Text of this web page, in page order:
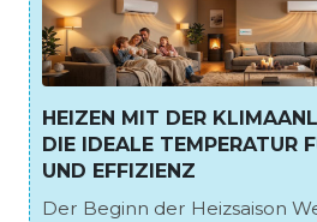
HEIZEN MIT DER
DIE IDEALE TEMPERATUR
UND EFFIZIENZ
Der Beginn der Heizsaison